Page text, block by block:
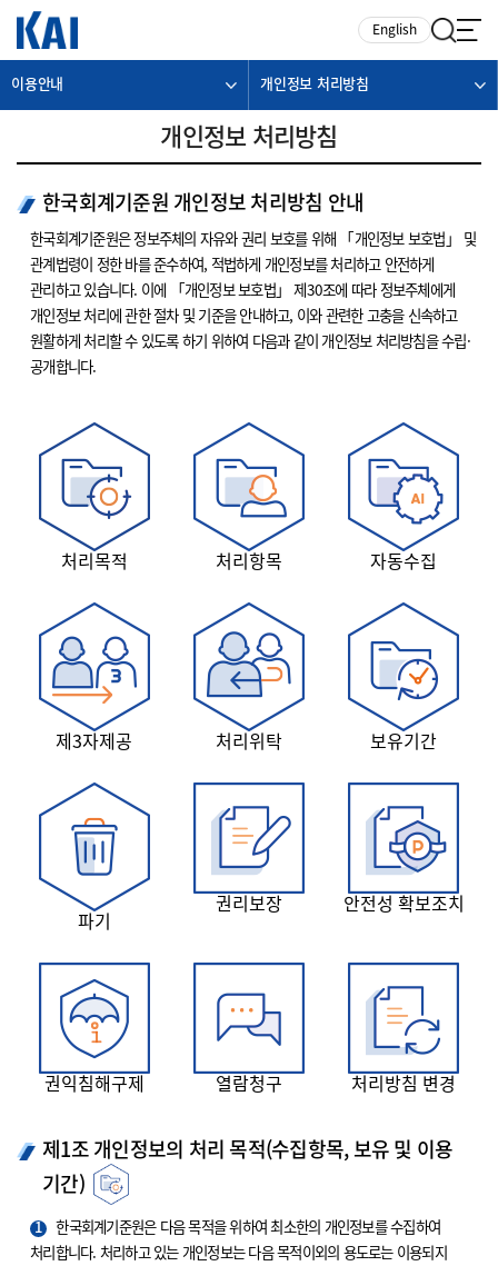
English
이용안내 개인정보 처리방침
개인정보 처리방침
한국회계기준원 개인정보 처리방침 안내
한국회계기준원은 정보주체의 자유와 권리 보호를 위해 「개인정보 보호법」 및
관계법령이 정한 바를 준수하여, 적법하게 개인정보를 처리하고 안전하게
관리하고 있습니다. 이에 「개인정보 보호법」 제30조에 따라 정보주체에게
개인정보 처리에 관한 절차 및 기준을 안내하고, 이와 관련한 고충을 신속하고
원활하게 처리할 수 있도록 하기 위하여 다음과 같이 개인정보 처리방침을 수립·
공개합니다.
처리목적 처리항목 자동수집
제3자제공 처리위탁 보유기간
파기
권리보장 안전성 확보조치
권익침해구제 열람청구 처리방침 변경
제1조 개인정보의 처리 목적(수집항목, 보유 및 이용
기간)
1
한국회계기준원은 다음 목적을 위하여 최소한의 개인정보를 수집하여
처리합니다. 처리하고 있는 개인정보는 다음 목적이외의 용도로는 이용되지